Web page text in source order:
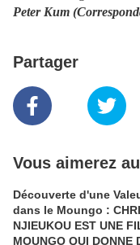
Peter Kum
Partager
Vous aimerez
Découverte d'une
dans le Moungo :
NJIEUKOU EST UNE
MOUNGO QUI DONNE